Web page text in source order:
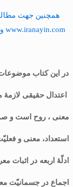
همچنین جهت
www.iranayin.com و یا به آدرس تلگرام @iranayin7 مراجعه فرمایید.
در این کتاب موضوعات
اعتدال حقیقی لازمۀ
معنی ، روح است و
استعداد، معنی و
ادلّۀ اربعه در
اجماع در جسمانیّت